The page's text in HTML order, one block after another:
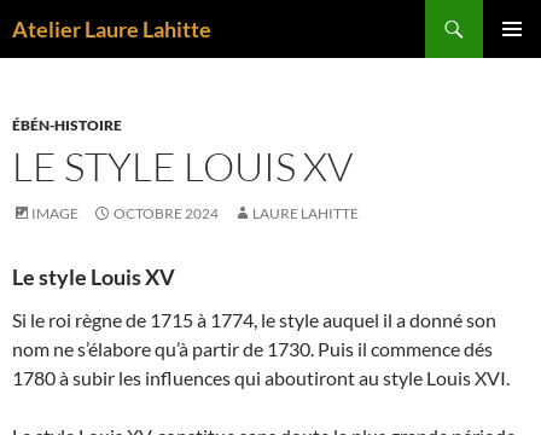
auAtelier Laure Lahitte
ÉBÉN-HISTOIRE
LE STYLE LOUIS XV
IMAGE OCTOBRE 2024 LAURE LAHITTE
Le style Louis XV
Si le roi règne de 1715 à 1774, le style auquel il a donné son
nom ne s’élabore qu’à partir de 1730. Puis il commence dés
1780 à subir les influences qui aboutiront au style Louis XVI.